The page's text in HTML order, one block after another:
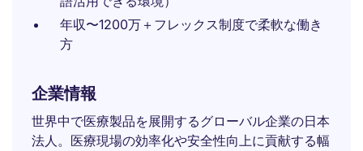
年収〜1200万＋フレックス制度で柔軟な働き
方
企業情報
世界中で医療製品を展開するグローバル企業の日本
法人。医療現場の効率化や安全性向上に貢献する幅